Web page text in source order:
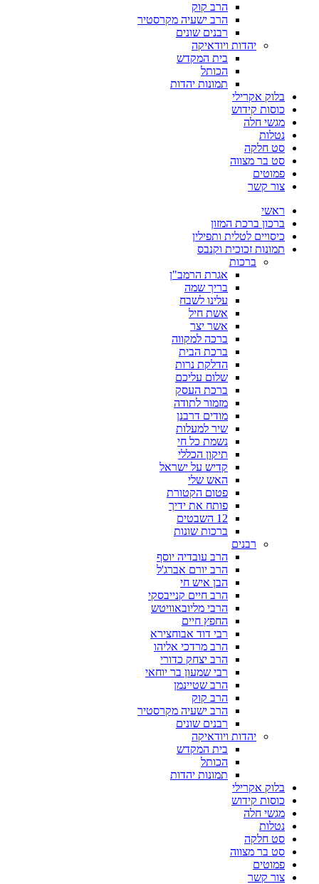
הרב קוק
הרב ישעיה מקרסטיר
רבנים שונים
יהדות ויודאיקה
בית המקדש
הכותל
תמונות יהדות
בלוק אקרילי
כוסות קידוש
מגשי חלה
נטלות
סט חלקה
סט בר מצווה
פמוטים
צור קשר
ראשי
ברכון ברכת המזון
כיסויים לטלית ותפילין
תמונות זכוכית וקנבס
ברכות
אגרת הרמב"ן
בריך שמה
עלינו לשבח
אשת חיל
אשר יצר
ברכה למקווה
ברכת הבית
הדלקת נרות
שלום עליכם
ברכת העסק
מזמור לתודה
מודים דרבנן
שיר למעלות
נשמת כל חי
תיקון הכללי
קדיש על ישראל
האש שלי
פטום הקטורת
פותח את ידיך
12 השבטים
ברכות שונות
רבנים
הרב עובדיה יוסף
הרב יורם אברג'ל
הבן איש חי
הרב חיים קנייבסקי
הרבי מליובאוויטש
החפץ חיים
רבי דוד אבוחצירא
הרב מרדכי אליהו
הרב יצחק כדורי
רבי שמעון בר יוחאי
הרב שטיינמן
הרב קוק
הרב ישעיה מקרסטיר
רבנים שונים
יהדות ויודאיקה
בית המקדש
הכותל
תמונות יהדות
בלוק אקרילי
כוסות קידוש
מגשי חלה
נטלות
סט חלקה
סט בר מצווה
פמוטים
צור קשר